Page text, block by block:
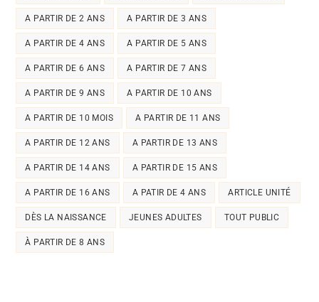
A PARTIR DE 2 ANS A PARTIR DE 3 ANS
A PARTIR DE 4 ANS A PARTIR DE 5 ANS
A PARTIR DE 6 ANS A PARTIR DE 7 ANS
A PARTIR DE 9 ANS A PARTIR DE 10 ANS
A PARTIR DE 10 MOIS A PARTIR DE 11 ANS
A PARTIR DE 12 ANS A PARTIR DE 13 ANS
A PARTIR DE 14 ANS A PARTIR DE 15 ANS
A PARTIR DE 16 ANS A PATIR DE 4 ANS ARTICLE UNITÉ
DÈS LA NAISSANCE JEUNES ADULTES TOUT PUBLIC
À PARTIR DE 8 ANS